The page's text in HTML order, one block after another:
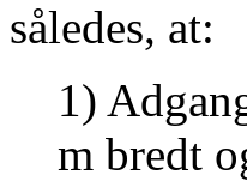
således, at:
1)
m bredt